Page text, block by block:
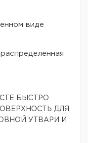
виде
БЫСТРО
ДЛЯ
УТВАРИ И